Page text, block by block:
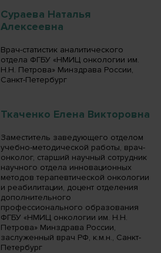
Сураева Наталья
Алексеевна
Врач-статистик аналитического
отдела ФГБУ «НМИЦ онкологии им.
Н.Н. Петрова» Минздрава России,
Санкт-Петербург
Ткаченко Елена Викторовна
Заместитель заведующего отделом
учебно-методической работы, врач-
онколог, старший научный сотрудник
научного отдела инновационных
методов терапевтической онкологии
и реабилитации, доцент отделения
дополнительного
профессионального образования
ФГБУ «НМИЦ онкологии им. Н.Н.
Петрова» Минздрава России,
заслуженный врач РФ, к.м.н., Санкт-
Петербург